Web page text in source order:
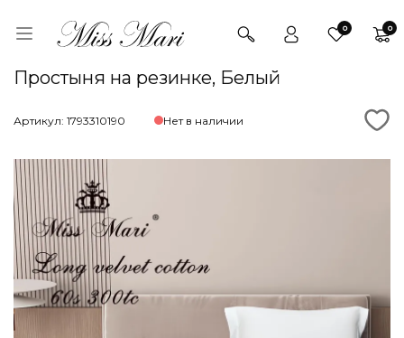
0 0
Простыня на резинке, Белый
Артикул: 1793310190 Нет в наличии